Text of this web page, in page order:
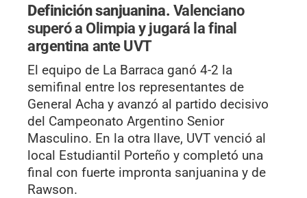
Definición sanjuanina. Valenciano
superó a Olimpia y jugará la final
argentina ante UVT
El equipo de La Barraca ganó 4-2 la
semifinal entre los representantes de
General Acha y avanzó al partido decisivo
del Campeonato Argentino Senior
Masculino. En la otra llave, UVT venció al
local Estudiantil Porteño y completó una
final con fuerte impronta sanjuanina y de
Rawson.